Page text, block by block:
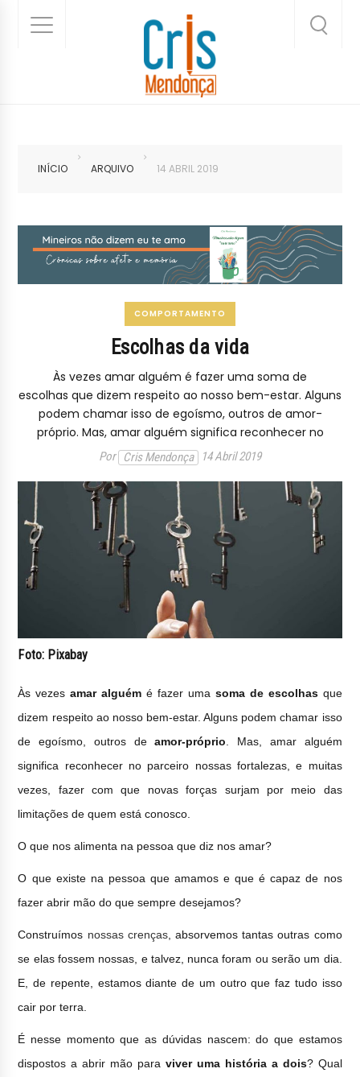
INÍCIO ARQUIVO 14 ABRIL 2019
COMPORTAMENTO
Escolhas da vida
Às vezes amar alguém é fazer uma soma de
escolhas que dizem respeito ao nosso bem-estar. Alguns
podem chamar isso de egoísmo, outros de amor-
próprio. Mas, amar alguém significa reconhecer no
Por Cris Mendonça 14 Abril 2019
Foto: Pixabay
Às vezesamar alguém é fazer uma soma de escolhasque
dizem respeito ao nosso bem-estar. Alguns podem chamar isso
de egoísmo, outros deamor-próprio . Mas, amar alguém
significa reconhecer no parceiro nossas fortalezas, e muitas
vezes, fazer com que novas forças surjam por meio das
limitações de quem está conosco.
O que nos alimenta na pessoa que diz nos amar?
O que existe na pessoa que amamos e que é capaz de nos
fazer abrir mão do que sempre desejamos?
Construímos nossas crenças, absorvemos tantas outras como
se elas fossem nossas, e talvez, nunca foram ou serão um dia.
E, de repente, estamos diante de um outro que faz tudo isso
cair por terra.
É nesse momento que as dúvidas nascem: do que estamos
dispostos a abrir mão para viver uma história a dois? Qual